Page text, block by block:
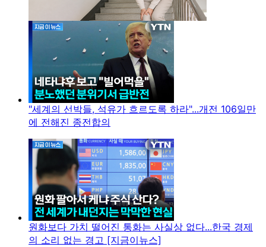
"세계의 선박들, 석유가 흐르도록 하라"...개전 106일만
에 전해진 종전합의
원화보다 가치 떨어진 통화는 사실상 없다...한국 경제
의 소리 없는 경고 [지금이뉴스]